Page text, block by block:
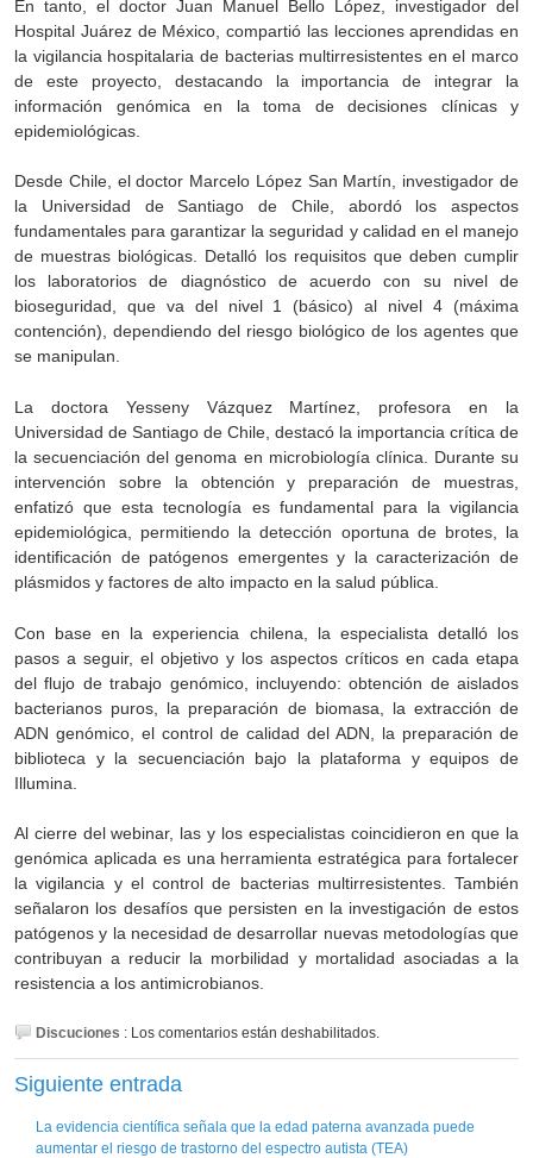
En tanto, el doctor Juan Manuel Bello López, investigador del
Hospital Juárez de México, compartió las lecciones aprendidas en
la vigilancia hospitalaria de bacterias multirresistentes en el marco
de este proyecto, destacando la importancia de integrar la
información genómica en la toma de decisiones clínicas y
epidemiológicas.
Desde Chile, el doctor Marcelo López San Martín, investigador de
la Universidad de Santiago de Chile, abordó los aspectos
fundamentales para garantizar la seguridad y calidad en el manejo
de muestras biológicas. Detalló los requisitos que deben cumplir
los laboratorios de diagnóstico de acuerdo con su nivel de
bioseguridad, que va del nivel 1 (básico) al nivel 4 (máxima
contención), dependiendo del riesgo biológico de los agentes que
se manipulan.
La doctora Yesseny Vázquez Martínez, profesora en la
Universidad de Santiago de Chile, destacó la importancia crítica de
la secuenciación del genoma en microbiología clínica. Durante su
intervención sobre la obtención y preparación de muestras,
enfatizó que esta tecnología es fundamental para la vigilancia
epidemiológica, permitiendo la detección oportuna de brotes, la
identificación de patógenos emergentes y la caracterización de
plásmidos y factores de alto impacto en la salud pública.
Con base en la experiencia chilena, la especialista detalló los
pasos a seguir, el objetivo y los aspectos críticos en cada etapa
del flujo de trabajo genómico, incluyendo: obtención de aislados
bacterianos puros, la preparación de biomasa, la extracción de
ADN genómico, el control de calidad del ADN, la preparación de
biblioteca y la secuenciación bajo la plataforma y equipos de
Illumina.
Al cierre del webinar, las y los especialistas coincidieron en que la
genómica aplicada es una herramienta estratégica para fortalecer
la vigilancia y el control de bacterias multirresistentes. También
señalaron los desafíos que persisten en la investigación de estos
patógenos y la necesidad de desarrollar nuevas metodologías que
contribuyan a reducir la morbilidad y mortalidad asociadas a la
resistencia a los antimicrobianos.
Discuciones : Los comentarios están deshabilitados.
Siguiente entrada
La evidencia científica señala que la edad paterna avanzada puede
aumentar el riesgo de trastorno del espectro autista (TEA)